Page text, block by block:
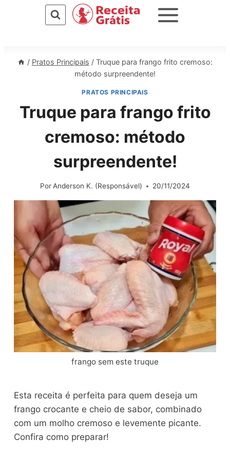
/ Pratos Principais / Truque para frango frito cremoso:
método surpreendente!
PRATOS PRINCIPAIS
Truque para frango frito
cremoso: método
surpreendente!
PorAnderson K. (Responsável) 20/11/2024
frango sem este truque
Esta receita é perfeita para quem deseja um
frango crocante e cheio de sabor, combinado
com um molho cremoso e levemente picante.
Confira como preparar!